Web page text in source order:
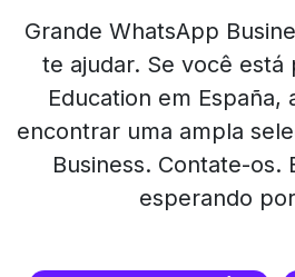
Grande WhatsApp
te ajudar. Se você
Education em España,
encontrar uma ampla
Business. Contate-os.
esperando